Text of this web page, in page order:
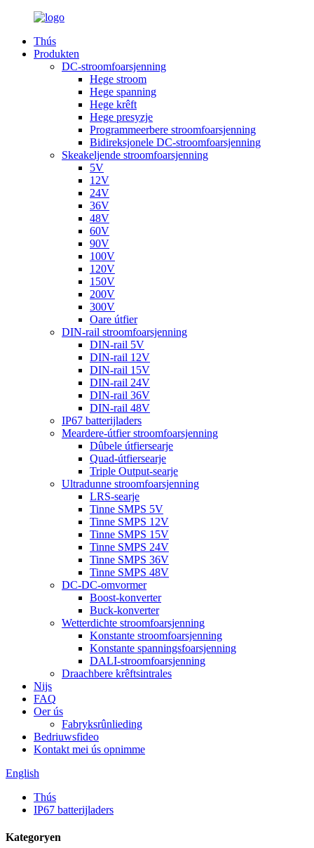
Thús
Produkten
DC-stroomfoarsjenning
Hege stroom
Hege spanning
Hege krêft
Hege presyzje
Programmeerbere stroomfoarsjenning
Bidireksjonele DC-stroomfoarsjenning
Skeakeljende stroomfoarsjenning
5V
12V
24V
36V
48V
60V
90V
100V
120V
150V
200V
300V
Oare útfier
DIN-rail stroomfoarsjenning
DIN-rail 5V
DIN-rail 12V
DIN-rail 15V
DIN-rail 24V
DIN-rail 36V
DIN-rail 48V
IP67 batterijladers
Meardere-útfier stroomfoarsjenning
Dûbele útfiersearje
Quad-útfiersearje
Triple Output-searje
Ultradunne stroomfoarsjenning
LRS-searje
Tinne SMPS 5V
Tinne SMPS 12V
Tinne SMPS 15V
Tinne SMPS 24V
Tinne SMPS 36V
Tinne SMPS 48V
DC-DC-omvormer
Boost-konverter
Buck-konverter
Wetterdichte stroomfoarsjenning
Konstante stroomfoarsjenning
Konstante spanningsfoarsjenning
DALI-stroomfoarsjenning
Draachbere krêftsintrales
Nijs
FAQ
Oer ús
Fabryksrûnlieding
Bedriuwsfideo
Kontakt mei ús opnimme
English
Thús
IP67 batterijladers
Kategoryen